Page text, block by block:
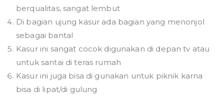
berqualitas, sangat lembut
Di bagian ujung kasur ada bagian yang menonjol
sebagai bantal
Kasur ini sangat cocok digunakan di depan tv atau
untuk santai di teras rumah
Kasur ini juga bisa di gunakan untuk piknik karna
bisa di lipat/di gulung